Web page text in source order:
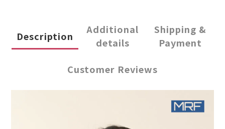
Description
Additional
details
Shipping &
Payment
Customer Reviews